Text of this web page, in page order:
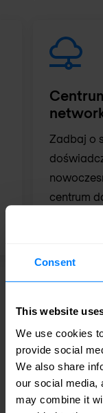
Consent
This website
We use cookies
provide social
We also share
our social media,
may combine it
Zadbaj o
centrum